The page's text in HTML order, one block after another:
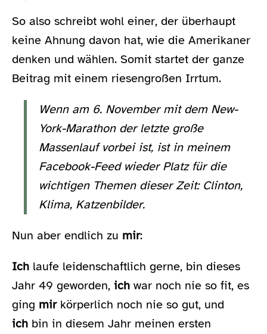
So also schreibt wohl einer, der überhaupt
keine Ahnung davon hat, wie die Amerikaner
denken und wählen. Somit startet der ganze
Beitrag mit einem riesengroßen Irrtum.
Wenn am 6. November mit dem New-
York-Marathon der letzte große
Massenlauf vorbei ist, ist in meinem
Facebook-Feed wieder Platz für die
wichtigen Themen dieser Zeit: Clinton,
Klima, Katzenbilder.
Nun aber endlich zu mir:
Ich laufe leidenschaftlich gerne, bin dieses
Jahr 49 geworden, ich war noch nie so fit, es
ging mirkörperlich noch nie so gut, und
ich bin in diesem Jahr meinen ersten